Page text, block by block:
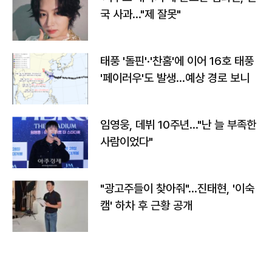
국 사과…"제 잘못"
태풍 '돌핀'·'찬홈'에 이어 16호 태풍
'페이러우'도 발생…예상 경로 보니
임영웅, 데뷔 10주년…"난 늘 부족한
사람이었다"
"광고주들이 찾아줘"…진태현, '이숙
캠' 하차 후 근황 공개